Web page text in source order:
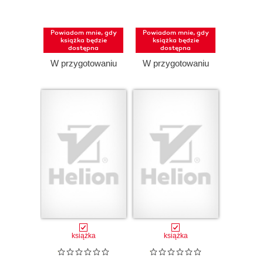
Powiadom mnie, gdy
książka będzie
dostępna
W przygotowaniu
Powiadom mnie, gdy
książka będzie
dostępna
W przygotowaniu
książka książka